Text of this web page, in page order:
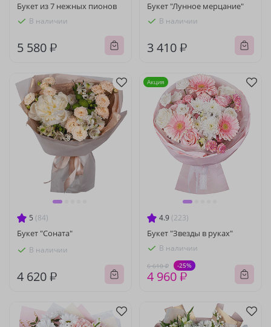
Букет из 7 нежных пионов
В наличии
5 580 ₽
Букет "Лунное мерцание"
В наличии
3 410 ₽
5 (84)
Букет "Соната"
В наличии
4 620 ₽
4.9 (223)
Букет "Звезды в руках"
В наличии
6 610 ₽ -25%
4 960 ₽
Акция